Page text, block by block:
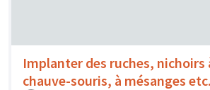
Implanter des ruches, nichoirs
chauve-souris, à mésanges